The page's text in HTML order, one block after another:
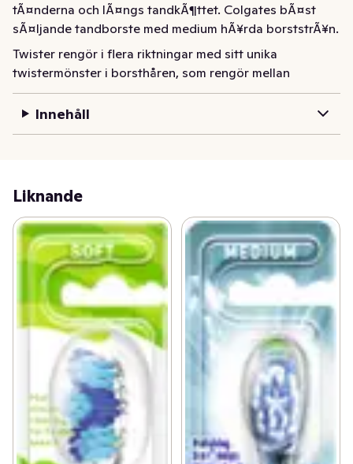
tÃ¤nderna och lÃ¤ngs tandkÃ¶ttet. Colgates bÃ¤st
sÃ¤ljande tandborste med medium hÃ¥rda borststrÃ¥n.
Twister rengör i flera riktningar med sitt unika
twistermönster i borsthåren, som rengör mellan
tänderna och längs tandköttet. Colgates bäst säljande
tandborste med medium hårda borststrån.
Innehåll
Liknande